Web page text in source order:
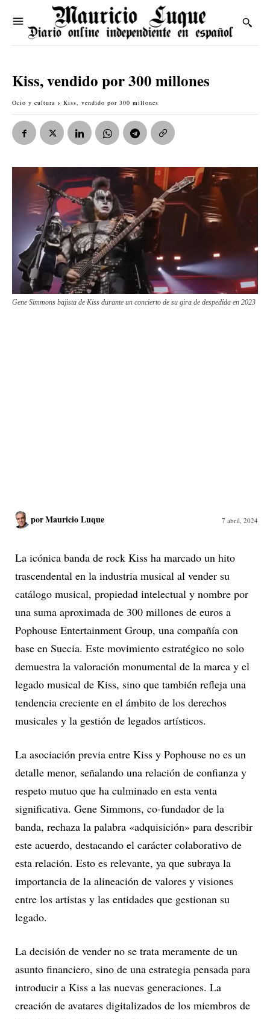
Kiss, vendido por 300 millones
Ocio y cultura Kiss, vendido por 300 millones
Gene Simmons bajista de Kiss durante un concierto de su gira de despedida en 2023
porMauricio Luque 7 abril, 2024
La icónica banda de rock Kiss ha marcado un hito
trascendental en la industria musical al vender su
catálogo musical, propiedad intelectual y nombre por
una suma aproximada de 300 millones de euros a
Pophouse Entertainment Group, una compañía con
base en Suecia. Este movimiento estratégico no solo
demuestra la valoración monumental de la marca y el
legado musical de Kiss, sino que también refleja una
tendencia creciente en el ámbito de los derechos
musicales y la gestión de legados artísticos.
La asociación previa entre Kiss y Pophouse no es un
detalle menor, señalando una relación de confianza y
respeto mutuo que ha culminado en esta venta
significativa. Gene Simmons, co-fundador de la
banda, rechaza la palabra «adquisición» para describir
este acuerdo, destacando el carácter colaborativo de
esta relación. Esto es relevante, ya que subraya la
importancia de la alineación de valores y visiones
entre los artistas y las entidades que gestionan su
legado.
La decisión de vender no se trata meramente de un
asunto financiero, sino de una estrategia pensada para
introducir a Kiss a las nuevas generaciones. La
creación de avatares digitalizados de los miembros de